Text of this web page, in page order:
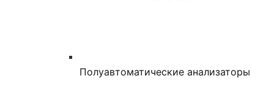
Полуавтоматические анализаторы